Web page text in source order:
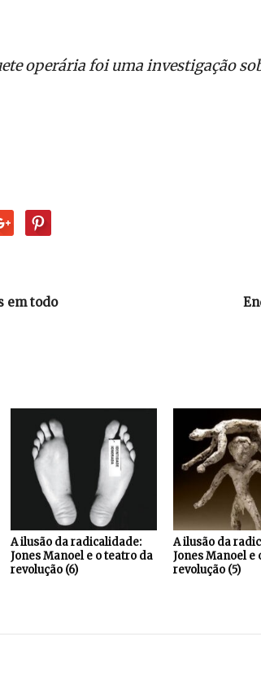
operária foi uma investigação
em todo
A ilusão da radicalidade:
Jones Manoel e o teatro da
revolução (6)
A ilusão da
Jones Manoel e
revolução (5)